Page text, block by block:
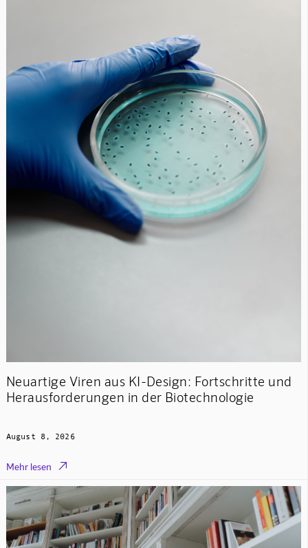
Neuartige Viren aus KI-Design: Fortschritte und
Herausforderungen in der Biotechnologie
August 8, 2026
Mehr lesen 